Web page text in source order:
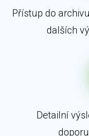
Přístup do
dalších
Detailní